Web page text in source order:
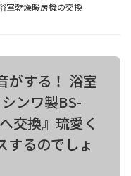
室乾燥暖房機の交換
がする！ 浴室
ンワ製BS-
交換』琉愛く
するのでしょ